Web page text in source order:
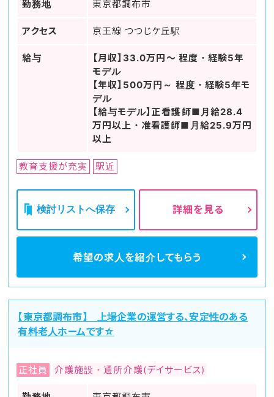
勤務地 東京都調布市
アクセス 京王線 つつじケ丘駅
給与
【月収】33.0万円～ 程度・経験5年
モデル
【年収】500万円～ 程度・経験5年モ
デル
【給与モデル】正看護師■月給28.4
万円以上・准看護師■月給25.9万円
以上
教育支援が充実 駅近
検討リストへ保存 詳細を見る
希望の求人を紹介してもらう
【東京都調布市】 上場企業の運営する、安定性のある
有料老人ホームです☆
正社員 介護施設・通所介護(デイサービス)